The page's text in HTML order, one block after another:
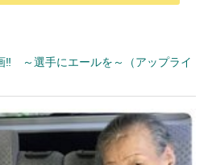
‼ ～選手にエールを～（アップライ